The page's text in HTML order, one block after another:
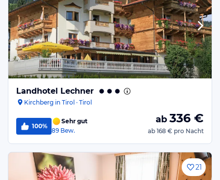
Landhotel Lechner
Kirchberg in Tirol · Tirol
100%
Sehr gut
89 Bew.
ab 336 €
ab 168 € pro Nacht
21